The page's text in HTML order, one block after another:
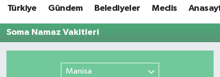
Türkiye Gündem Belediyeler Meclis
Soma Namaz Vakitleri
Manisa
Süper Lig Puan Durumu ve Fikstür
Son Dakika Haberleri